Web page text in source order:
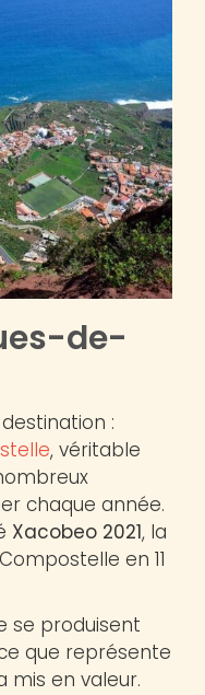
de-
:
, véritable
chaque année.
Xacobeo 2021, la
en 11
se produisent
que représente
mis en valeur.